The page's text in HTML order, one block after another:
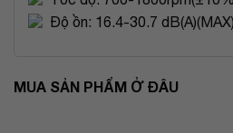
Độ ồn: 16.4-30.7 dB(A)(MAX)
MUA SẢN PHẨM Ở ĐÂU